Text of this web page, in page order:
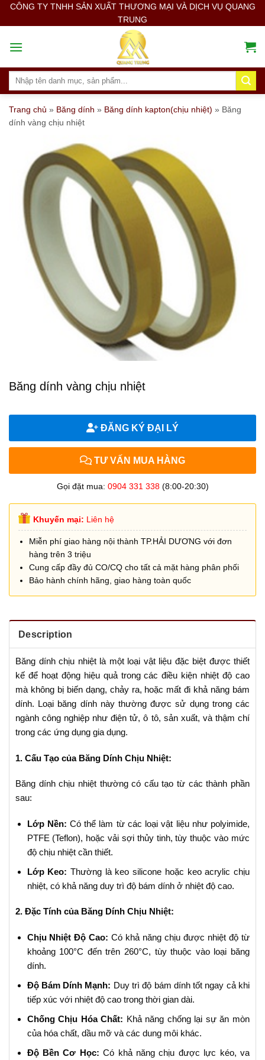
SkipCÔNG TY TNHH SẢN XUẤT THƯƠNG MẠI VÀ DỊCH VỤ QUANG
TRUNG
Search
Trang chủ » Băng dính » Băng dính kapton(chịu nhiệt) » Băng
dính vàng chịu nhiệt
Băng dính vàng chịu nhiệt
ĐĂNG KÝ ĐẠI LÝ
TƯ VẤN MUA HÀNG
Gọi đặt mua: 0904 331 338(8:00-20:30)
Khuyến mại: Liên hệ
Miễn phí giao hàng nội thành TP.HẢI DƯƠNG với đơn
hàng trên 3 triệu
Cung cấp đầy đủ CO/CQ cho tất cả mặt hàng phân phối
Bảo hành chính hãng, giao hàng toàn quốc
Description
Băng dính chịu nhiệt là một loại vật liệu đặc biệt được thiết
kế để hoạt động hiệu quả trong các điều kiện nhiệt độ cao
mà không bị biến dạng, chảy ra, hoặc mất đi khả năng bám
dính. Loại băng dính này thường được sử dụng trong các
ngành công nghiệp như điện tử, ô tô, sản xuất, và thậm chí
trong các ứng dụng gia dụng.
1. Cấu Tạo của Băng Dính Chịu Nhiệt:
Băng dính chịu nhiệt thường có cấu tạo từ các thành phần
sau:
Lớp Nền: Có thể làm từ các loại vật liệu như polyimide,
PTFE (Teflon), hoặc vải sợi thủy tinh, tùy thuộc vào mức
độ chịu nhiệt cần thiết.
Lớp Keo: Thường là keo silicone hoặc keo acrylic chịu
nhiệt, có khả năng duy trì độ bám dính ở nhiệt độ cao.
2. Đặc Tính của Băng Dính Chịu Nhiệt:
Chịu Nhiệt Độ Cao: Có khả năng chịu được nhiệt độ từ
khoảng 100°C đến trên 260°C, tùy thuộc vào loại băng
dính.
Độ Bám Dính Mạnh: Duy trì độ bám dính tốt ngay cả khi
tiếp xúc với nhiệt độ cao trong thời gian dài.
Chống Chịu Hóa Chất: Khả năng chống lại sự ăn mòn
của hóa chất, dầu mỡ và các dung môi khác.
Độ Bền Cơ Học: Có khả năng chịu được lực kéo, va